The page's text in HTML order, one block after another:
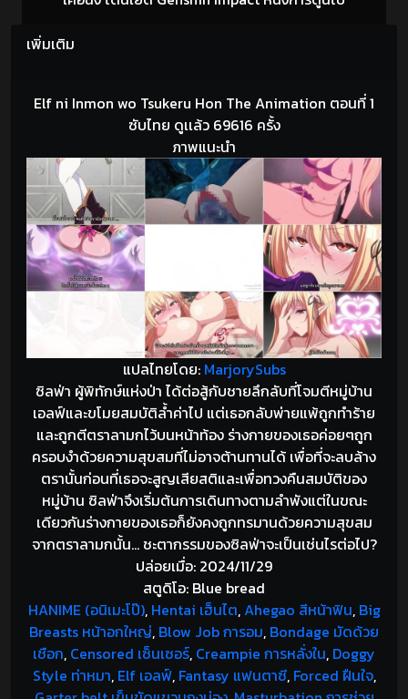
เพิ่มเติม
Elf ni Inmon wo Tsukeru Hon The Animation ตอนที่ 1
ซับไทย ดูเเล้ว 69616 ครั้ง
ภาพแนะนำ
แปลไทยโดย: MarjorySubs
ซิลฟ่า ผู้พิทักษ์แห่งป่า ได้ต่อสู้กับชายลึกลับที่โจมตีหมู่บ้าน
เอลฟ์และขโมยสมบัติล้ำค่าไป แต่เธอกลับพ่ายแพ้ถูกทำร้าย
และถูกตีตราลามกไว้บนหน้าท้อง ร่างกายของเธอค่อยๆถูก
ครอบงำด้วยความสุขสมที่ไม่อาจต้านทานได้ เพื่อที่จะลบล้าง
ตรานั้นก่อนที่เธอจะสูญเสียสติและเพื่อทวงคืนสมบัติของ
หมู่บ้าน ซิลฟ่าจึงเริ่มต้นการเดินทางตามลำพังแต่ในขณะ
เดียวกันร่างกายของเธอก็ยังคงถูกทรมานด้วยความสุขสม
จากตราลามกนั้น… ชะตากรรมของซิลฟ่าจะเป็นเช่นไรต่อไป?
ปล่อยเมื่อ: 2024/11/29
สตูดิโอ: Blue bread
HANIME (อนิเมะโป๊), Hentai เฮ็นไต,Ahegao สีหน้าฟิน, Big
Breasts หน้าอกใหญ่, Blow Job การอม, Bondage มัดด้วย
เชือก, Censored เซ็นเซอร์, Creampie การหลั่งใน, Doggy
Style ท่าหมา, Elf เอลฟ์, Fantasy แฟนตาซี, Forced ฝืนใจ,